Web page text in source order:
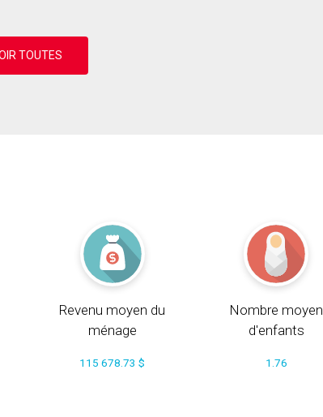
Revenu moyen du
ménage
115 678.73 $
Nombre moyen
d'enfants
1.76